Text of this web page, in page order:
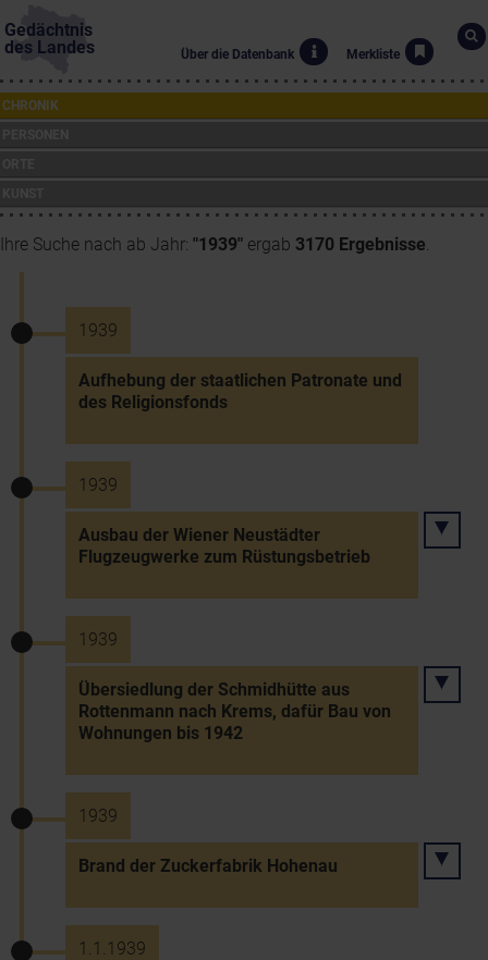
Gedächtnis
des Landes
Über die Datenbank Merkliste
CHRONIK
Ihre Suche nach ab Jahr: "1939" ergab 3170 Ergebnisse.
1939
Aufhebung der staatlichen Patronate und
des Religionsfonds
1939
Ausbau der Wiener Neustädter
Flugzeugwerke zum Rüstungsbetrieb
1939
Übersiedlung der Schmidhütte aus
Rottenmann nach Krems, dafür Bau von
Wohnungen bis 1942
1939
Brand der Zuckerfabrik Hohenau
1.1.1939